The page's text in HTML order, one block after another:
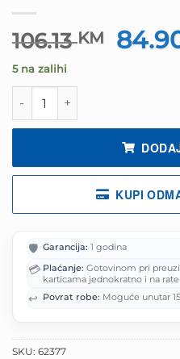
106.13KM
cijena
5 na zalihi
Miš RAPOO MT760L
KUPI
🛡️ Garancija: 1 godina
💳 Plaćanje: Gotovinom pri
karticama jednokratno i na rate
↩️ Povrat robe: Moguće unutar
SKU: 62377